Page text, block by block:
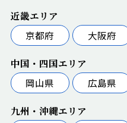
近畿エリア
京都府
大阪府
中国・四国エリア
岡山県
広島県
九州・沖縄エリア